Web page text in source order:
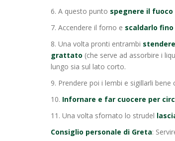
6. A questo punto spegnere il
7. Accendere il forno e scaldarlo fino
8. Una volta pronti entrambi
grattato (che serve ad assorbire i
lungo sia sul lato corto.
9. Prendere poi i lembi e sigillarli
10. Infornare e far cuocere per
11. Una volta sfornato lo strudel
Consiglio personale di Greta: